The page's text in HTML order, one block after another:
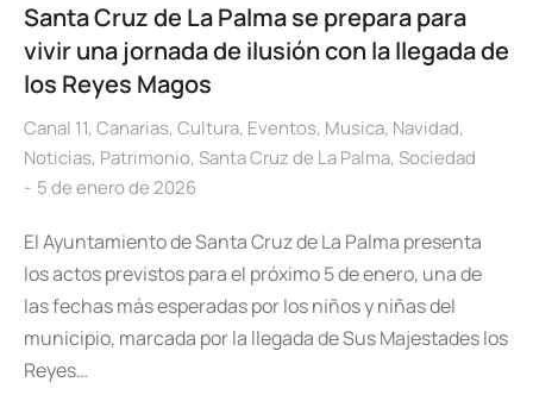
Santa Cruz de La Palma se prepara para
vivir una jornada de ilusión con la llegada de
los Reyes Magos
Canal 11, Canarias, Cultura, Eventos, Musica, Navidad,
Noticias, Patrimonio, Santa Cruz de La Palma, Sociedad
5 de enero de 2026
El Ayuntamiento de Santa Cruz de La Palma presenta
los actos previstos para el próximo 5 de enero, una de
las fechas más esperadas por los niños y niñas del
municipio, marcada por la llegada de Sus Majestades los
Reyes…